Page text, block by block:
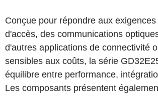
Conçue pour répondre aux
d'accès, des communications
d'autres applications de connectivité
sensibles aux coûts, la série
équilibre entre performance,
Les composants présentent